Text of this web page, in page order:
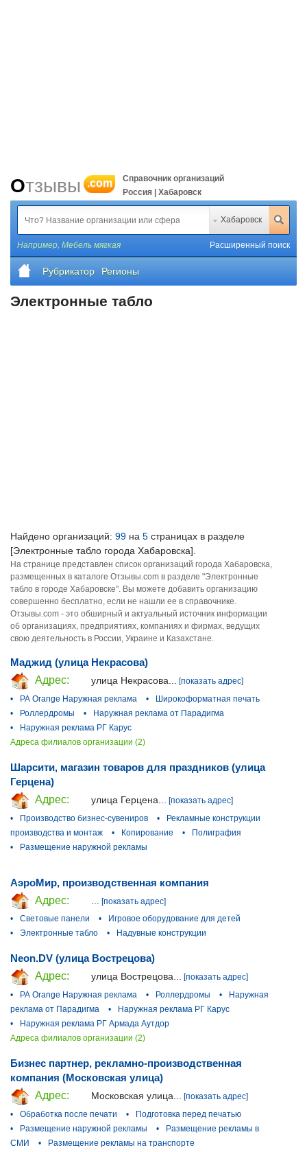
Отзывы .com
Справочник организаций
Россия | Хабаровск
Хабаровск
Например, Мебель мягкая Расширенный поиск
Рубрикатор Регионы
Электронные табло
Найдено организаций: 99 на 5 страницах в разделе
[Электронные табло города Хабаровска].
На странице представлен список организаций города Хабаровска,
размещенных в каталоге Отзывы.com в разделе "Электронные
табло в городе Хабаровске". Вы можете добавить организацию
совершенно бесплатно, если не нашли ее в справочнике.
Отзывы.com - это обширный и актуальный источник информации
об организациях, предприятиях, компаниях и фирмах, ведущих
свою деятельность в России, Украине и Казахстане.
Маджид (улица Некрасова)
Адрес:
улица Некрасова...
[показать адрес]
•
РА Orange Наружная реклама •
Широкоформатная печать
•
Роллердромы •
Наружная реклама от Парадигма
•
Наружная реклама РГ Карус
Адреса филиалов организации (2)
Шарсити, магазин товаров для праздников (улица
Герцена)
Адрес:
улица Герцена...
[показать адрес]
•
Производство бизнес-сувениров •
Рекламные конструкции
производства и монтаж
• Копирование •
Полиграфия
•
Размещение наружной рекламы
АэроМир, производственная компания
Адрес:
[показать адрес]
•
Световые панели •
Игровое оборудование для детей
•
Электронные табло • Надувные конструкции
Neon.DV (улица Вострецова)
Адрес:
улица Вострецова... [показать адрес]
•
РА Orange Наружная реклама • Роллердромы •
Наружная
реклама от Парадигма
•
Наружная реклама РГ Карус
•
Наружная реклама РГ Армада Аутдор
Адреса филиалов организации (2)
Бизнес партнер, рекламно-производственная
компания (Московская улица)
Адрес:
Московская улица...
[показать адрес]
•
Обработка после печати •
Подготовка перед печатью
•
Размещение наружной рекламы •
Размещение рекламы в
СМИ
• Размещение рекламы на транспорте